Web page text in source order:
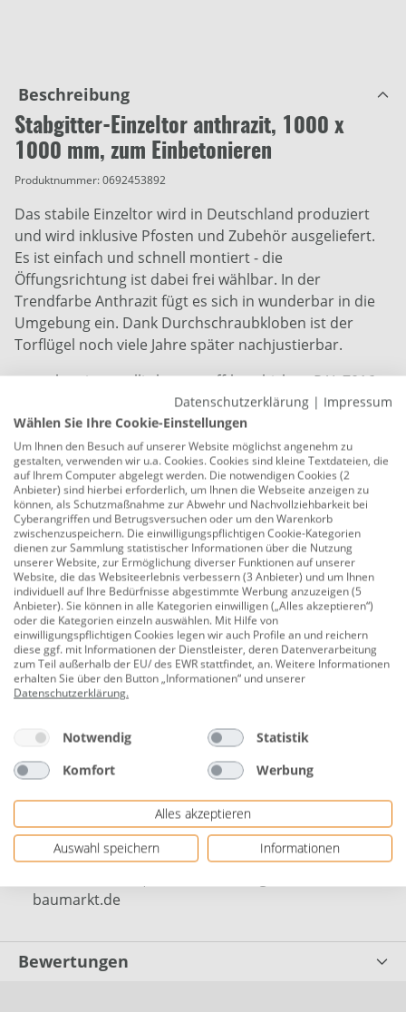
Beschreibung
Stabgitter-Einzeltor anthrazit, 1000 x
1000 mm, zum Einbetonieren
Produktnummer:0692453892
Das stabile Einzeltor wird in Deutschland produziert
und wird inklusive Pfosten und Zubehör ausgeliefert.
Es ist einfach und schnell montiert - die
Öffungsrichtung ist dabei frei wählbar. In der
Trendfarbe Anthrazit fügt es sich in wunderbar in die
Umgebung ein. Dank Durchschraubkloben ist der
Torflügel noch viele Jahre später nachjustierbar.
anthrazit-metallic kunststoff-beschichtet RAL 7016
Oberfläche: zinkphosphatiert
Stahl
1000 x 1000 mm
Pfostenstärke: 50 x 50 mm
Pfostenlänge: 1485 mm
Material Füllung: 50 x 250 mm Stabgitter
Nennbreite: 1000 mm
lichte Breite: 941 mm
Rahmenbreite: 876 mm
Rahmenhöhe: 1004 mm
zum Einbetonieren
inkl. Rohrrahmenschloß, Profilzylinder, Türdrücker,
Anschlag und Kloben-Anschlagspfosten
Herstellerinformationen: Globus Fachmärkte GmbH
& Co. KG | Zechenstraße 8 | 66333 Völklingen,
baumarkt.de
Bewertungen
Datenschutzerklärung | Impressum
Wählen Sie Ihre Cookie-Einstellungen
Um Ihnen den Besuch auf unserer Website möglichst angenehm zu
gestalten, verwenden wir u.a. Cookies. Cookies sind kleine Textdateien, die
auf Ihrem Computer abgelegt werden. Die notwendigen Cookies (2
Anbieter) sind hierbei erforderlich, um Ihnen die Webseite anzeigen zu
können, als Schutzmaßnahme zur Abwehr und Nachvollziehbarkeit bei
Cyberangriffen und Betrugsversuchen oder um den Warenkorb
zwischenzuspeichern. Die einwilligungspflichtigen Cookie-Kategorien
dienen zur Sammlung statistischer Informationen über die Nutzung
unserer Website, zur Ermöglichung diverser Funktionen auf unserer
Website, die das Websiteerlebnis verbessern (3 Anbieter) und um Ihnen
individuell auf Ihre Bedürfnisse abgestimmte Werbung anzuzeigen (5
Anbieter). Sie können in alle Kategorien einwilligen („Alles akzeptieren“)
oder die Kategorien einzeln auswählen. Mit Hilfe von
einwilligungspflichtigen Cookies legen wir auch Profile an und reichern
diese ggf. mit Informationen der Dienstleister, deren Datenverarbeitung
zum Teil außerhalb der EU/ des EWR stattfindet, an. Weitere Informationen
erhalten Sie über den Button „Informationen“ und unserer
Datenschutzerklärung.
Notwendig
Statistik
Komfort
Werbung
Alles akzeptieren
Auswahl speichern
Informationen